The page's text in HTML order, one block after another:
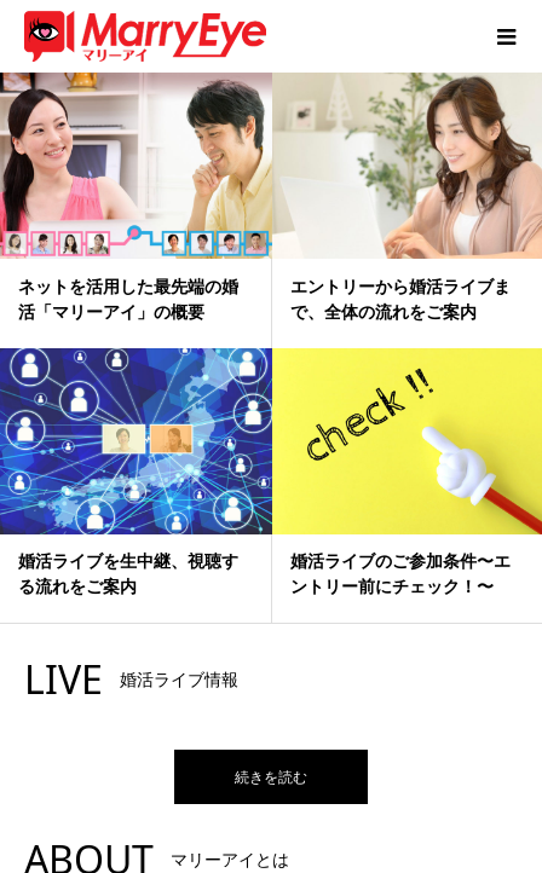
ネットを活用した最先端の婚
活「マリーアイ」の概要
エントリーから婚活ライブま
で、全体の流れをご案内
婚活ライブを生中継、視聴す
る流れをご案内
婚活ライブのご参加条件〜エ
ントリー前にチェック！〜
LIVE 婚活ライブ情報
続きを読む
ABOUT マリーアイとは